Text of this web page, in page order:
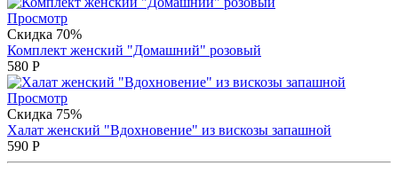
Просмотр
Скидка 70%
Комплект женский "Домашний" розовый
580 Р
Просмотр
Скидка 75%
Халат женский "Вдохновение" из вискозы запашной
590 Р